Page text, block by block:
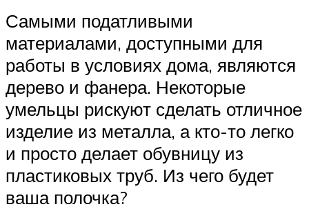
Самыми податливыми
материалами, доступными для
работы в условиях дома, являются
дерево и фанера. Некоторые
умельцы рискуют сделать отличное
изделие из металла, а кто-то легко
и просто делает обувницу из
пластиковых труб. Из чего будет
ваша полочка?